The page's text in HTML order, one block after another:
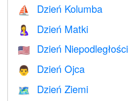
⛵️ Dzień Kolumba
🤱 Dzień Matki
🇺🇸 Dzień Niepodległości
👨 Dzień Ojca
🗺️ Dzień Ziemi